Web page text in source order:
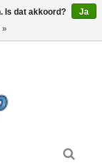
Is dat akkoord?
Ja
»